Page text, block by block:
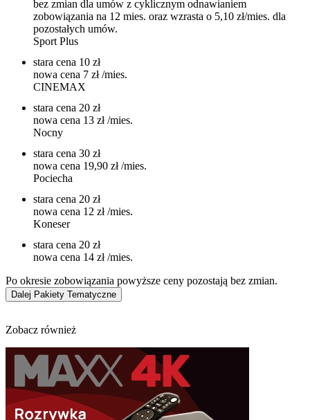
bez zmian dla umów z cyklicznym odnawianiem
zobowiązania na 12 mies. oraz wzrasta o 5,10 zł/mies. dla
pozostałych umów.
Sport Plus
stara cena 10 zł
nowa cena 7 zł/mies.
CINEMAX
stara cena 20 zł
nowa cena 13 zł/mies.
Nocny
stara cena 30 zł
nowa cena 19,90 zł/mies.
Pociecha
stara cena 20 zł
nowa cena 12 zł/mies.
Koneser
stara cena 20 zł
nowa cena 14 zł/mies.
Po okresie zobowiązania powyższe ceny pozostają bez zmian.
Dalej Pakiety Tematyczne
Zobacz również